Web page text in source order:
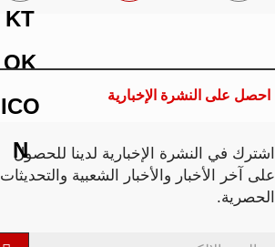
احصل على النشرة الإخبارية
اشترك في النشرة الإخبارية لدينا للحصول
على آخر الأخبار والأخبار الشعبية والتحديثات
الحصرية.